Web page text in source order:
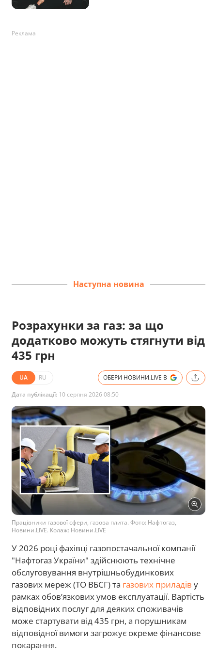
Реклама
Наступна новина
Розрахунки за газ: за що
додатково можуть стягнути від
435 грн
UA RU ОБЕРИ НОВИНИ.LIVE В
Дата публікації: 10 серпня 2026 08:50
Працівники газової сфери, газова плита. Фото: Нафтогаз,
Новини.LIVE. Колаж: Новини.LIVE
У 2026 році фахівці газопостачальної компанії
"Нафтогаз України" здійснюють технічне
обслуговування внутрішньобудинкових
газових мереж (ТО ВБСГ) та газових приладів у
рамках обов’язкових умов експлуатації. Вартість
відповідних послуг для деяких споживачів
може стартувати від 435 грн, а порушникам
відповідної вимоги загрожує окреме фінансове
покарання.